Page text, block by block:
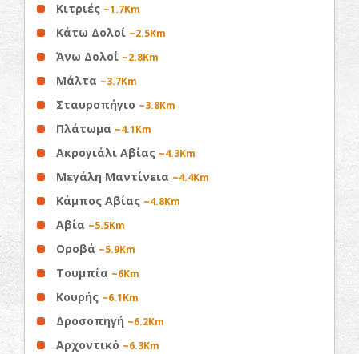
Κιτριές ~1.7Km
Κάτω Δολοί ~2.5Km
Άνω Δολοί ~2.8Km
Μάλτα ~3.7Km
Σταυροπήγιο ~3.8Km
Πλάτωμα ~4.1Km
Ακρογιάλι Αβίας ~4.3Km
Μεγάλη Μαντίνεια ~4.4Km
Κάμπος Αβίας ~4.8Km
Αβία ~5.5Km
Οροβά ~5.9Km
Τουμπία ~6Km
Κουρής ~6.1Km
Δροσοπηγή ~6.2Km
Αρχοντικό ~6.3Km